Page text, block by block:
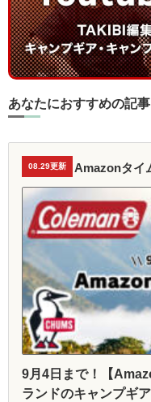
あなたにおすすめの記事
08.29更新 Amazonタイ
9月4日まで！【
ランドのキャンプギ